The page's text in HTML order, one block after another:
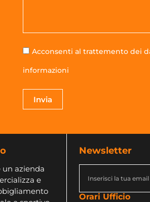
Acconsenti al trattemento dei
informazioni
Invia
un azienda
e
Newsletter
Orari Ufficio